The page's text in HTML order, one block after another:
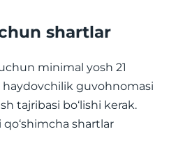
shartlar
minimal yosh 21
haydovchilik guvohnomasi
tajribasi bo‘lishi kerak.
qo‘shimcha shartlar